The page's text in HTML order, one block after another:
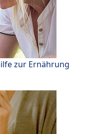
zur Ernährung